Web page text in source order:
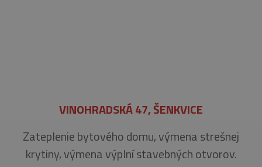
VINOHRADSKÁ 47, ŠENKVICE
Zateplenie bytového domu, výmena strešnej
krytiny, výmena výplní stavebných otvorov.